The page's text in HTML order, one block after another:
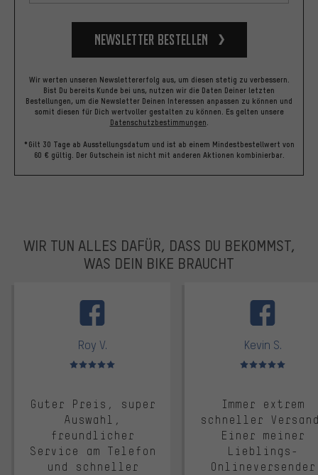
Newsletter bestellen
Wir werten unseren Newslettererfolg aus, um diesen stetig zu verbessern.
Bist Du bereits Kunde bei uns, nutzen wir die Daten Deiner letzten
Bestellungen, um die Newsletter Deinen Interessen anpassen zu können und
somit diesen für Dich wertvoller gestalten zu können. Es gelten unsere
Datenschutzbestimmungen.
*Gilt 30 Tage ab Ausstellungsdatum und ist ab einem Mindestbestellwert von
60 € gültig. Der Gutschein ist nicht mit anderen Aktionen kombinierbar.
WIR TUN ALLES DAFÜR, DASS DU BEKOMMST,
WAS DEIN BIKE BRAUCHT
Roy V.
Bewertungen: 5 von 5
Guter Preis, super
Auswahl,
freundlicher
Service am Telefon
und schneller
Kevin S.
Bewertungen: 5 von 5
Immer extrem
schneller
Einer meiner
Lieblings-
Onlineversender